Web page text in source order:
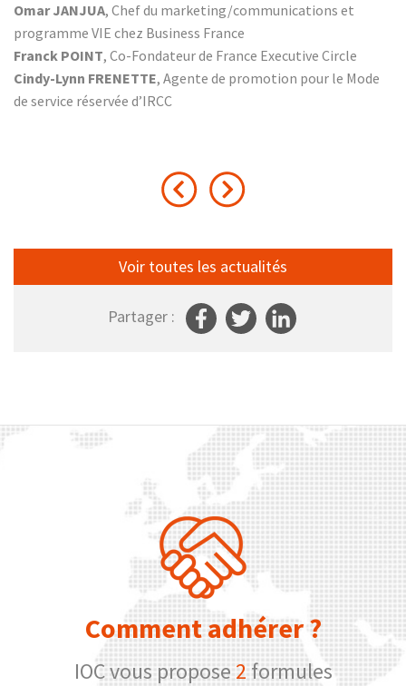
Omar JANJUA, Chef du marketing/communications et
programme VIE chez Business France
Franck POINT, Co-Fondateur de France Executive Circle
Cindy-Lynn FRENETTE, Agente de promotion pour le Mode
de service réservée d’IRCC
Voir toutes les actualités
Partager :
Comment adhérer ?
IOC vous propose 2 formules